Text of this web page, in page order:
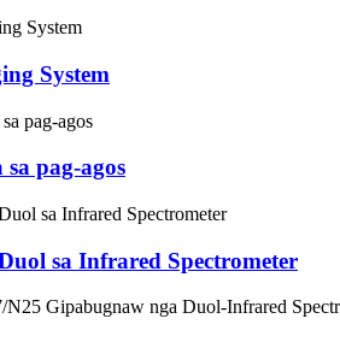
System
sa pag-agos
sa Infrared Spectrometer